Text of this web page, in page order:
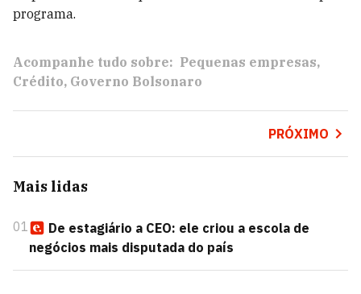
programa.
Acompanhe tudo sobre: Pequenas empresas
Crédito Governo Bolsonaro
PRÓXIMO
Mais lidas
01
De estagiário a CEO: ele criou a escola de
negócios mais disputada do país